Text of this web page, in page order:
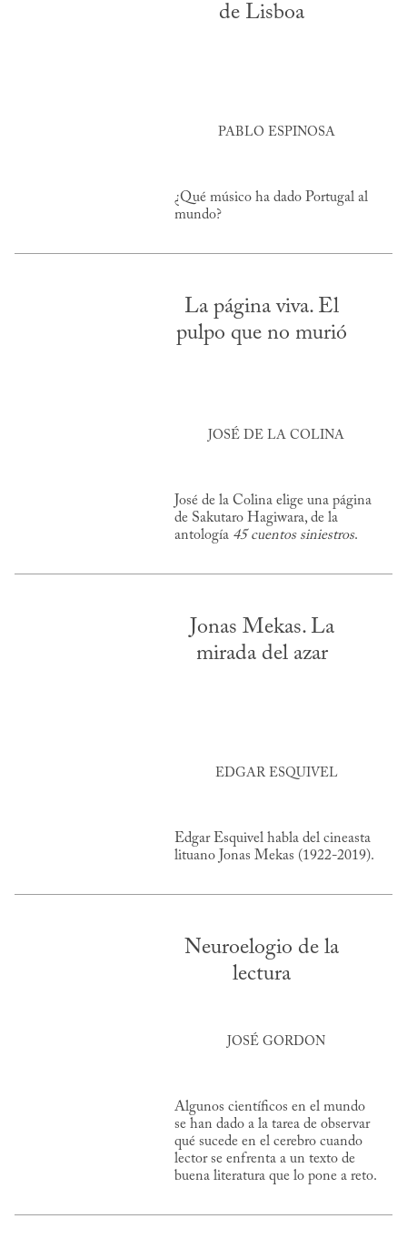
de Lisboa
PABLO ESPINOSA
¿Qué músico ha dado Portugal al
mundo?
La página viva. El
pulpo que no murió
JOSÉ DE LA COLINA
José de la Colina elige una página
de Sakutaro Hagiwara, de la
antología 45 cuentos siniestros.
Jonas Mekas. La
mirada del azar
EDGAR ESQUIVEL
Edgar Esquivel habla del cineasta
lituano Jonas Mekas (1922-2019).
Neuroelogio de la
lectura
JOSÉ GORDON
Algunos científicos en el mundo
se han dado a la tarea de observar
qué sucede en el cerebro cuando
lector se enfrenta a un texto de
buena literatura que lo pone a reto.